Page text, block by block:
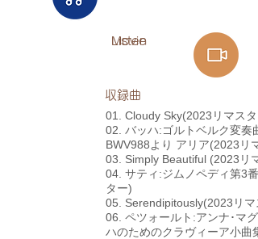
Listen​
Movie
​収録曲
01. Cloudy Sky(2023リマスタ
02. バッハ:ゴルトベルク変奏
BWV988より アリア(2023リ
03. Simply Beautiful (2023リ
04. サティ:ジムノペディ第3
ター)
05. Serendipitously(2023リマ
06. ペツォールト:アンナ･マグ
ハのためのクラヴィーア小曲